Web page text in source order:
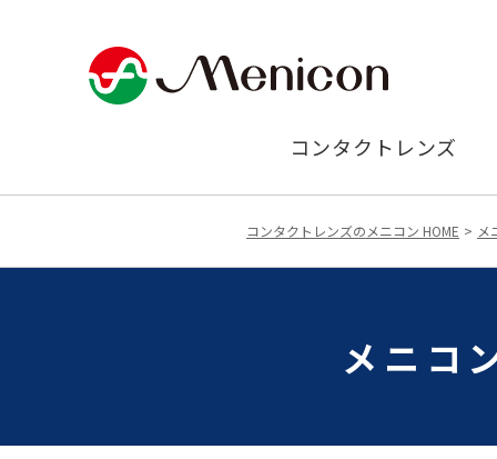
コンタクトレンズ
コンタクトレンズのメニコン HOME メ
メニコ